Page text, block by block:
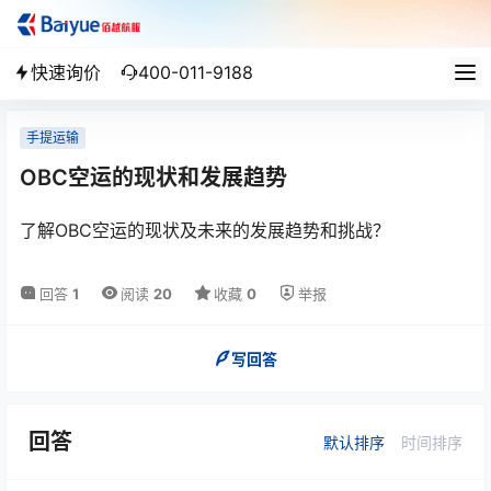
快速询价 400-011-9188
手提运输
OBC空运的现状和发展趋势
了解OBC空运的现状及未来的发展趋势和挑战？
回答 1 阅读 20 收藏 0 举报
写回答
回答 默认排序 时间排序